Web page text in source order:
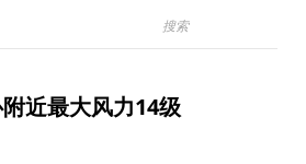
近最大风力14级